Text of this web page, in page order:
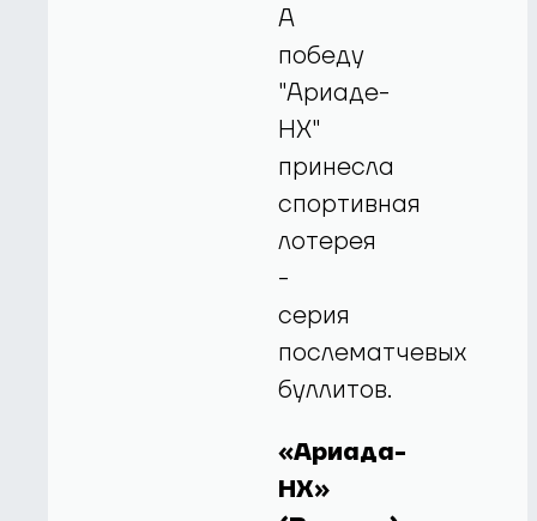
А
победу
"Ариаде-
НХ"
принесла
спортивная
лотерея
-
серия
послематчевых
буллитов.
«Ариада-
НХ»